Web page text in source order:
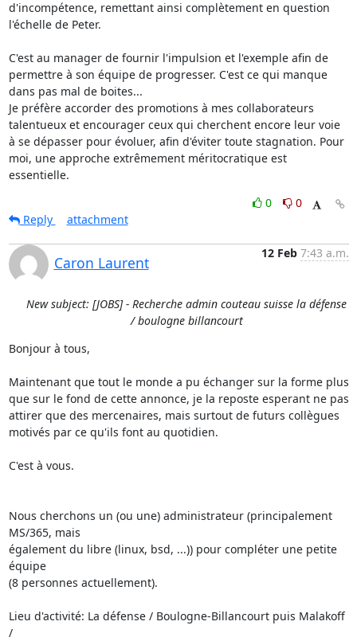
d'incompétence, remettant ainsi complètement en question
l'échelle de Peter.
C'est au manager de fournir l'impulsion et l'exemple afin de
permettre à son équipe de progresser. C'est ce qui manque
dans pas mal de boites...
Je préfère accorder des promotions à mes collaborateurs
talentueux et encourager ceux qui cherchent encore leur voie
à se dépasser pour évoluer, afin d'éviter toute stagnation. Pour
moi, une approche extrêmement méritocratique est
essentielle.
0
0
Reply
attachment
Caron Laurent
12 Feb 7:43 a.m.
New subject: [JOBS] - Recherche admin couteau suisse la défense
/ boulogne billancourt
Bonjour à tous,
Maintenant que tout le monde a pu échanger sur la forme plus
que sur le fond de cette annonce, je la reposte esperant ne pas
attirer que des mercenaires, mais surtout de futurs collègues
motivés par ce qu'ils font au quotidien.
C'est à vous.
Nous cherchons un (ou une) administrateur (principalement
MS/365, mais
également du libre (linux, bsd, ...)) pour compléter une petite
équipe
(8 personnes actuellement).
Lieu d'activité: La défense / Boulogne-Billancourt puis Malakoff
/